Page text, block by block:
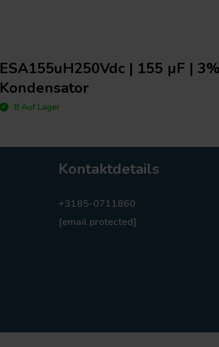
ESA155uH250Vdc | 155 µF |
Kondensator
8 Auf Lager
Kontaktdetails
+3185-0711860
[email protected]